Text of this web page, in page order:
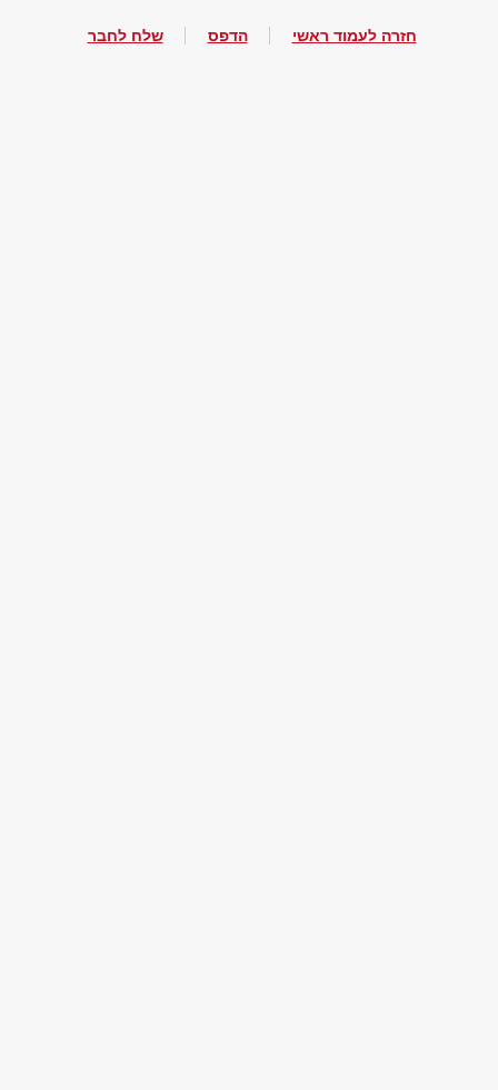
חזרה לעמוד ראשי הדפס שלח לחבר